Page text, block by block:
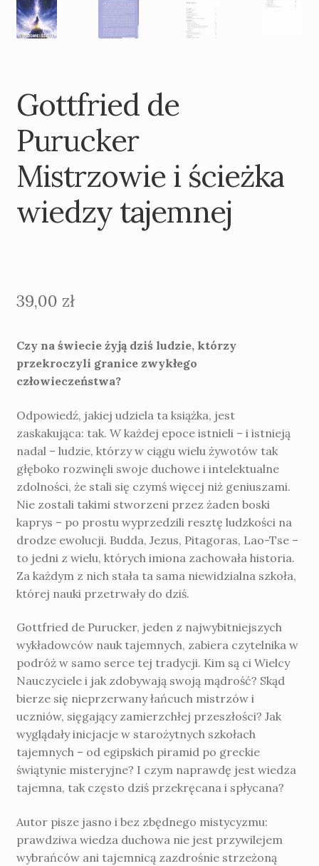
Gottfried de
Purucker
Mistrzowie i ścieżka
wiedzy tajemnej
39,00 zł
Czy na świecie żyją dziś ludzie, którzy
przekroczyli granice zwykłego
człowieczeństwa?
Odpowiedź, jakiej udziela ta książka, jest
zaskakująca: tak. W każdej epoce istnieli – i istnieją
nadal – ludzie, którzy w ciągu wielu żywotów tak
głęboko rozwinęli swoje duchowe i intelektualne
zdolności, że stali się czymś więcej niż geniuszami.
Nie zostali takimi stworzeni przez żaden boski
kaprys – po prostu wyprzedzili resztę ludzkości na
drodze ewolucji. Budda, Jezus, Pitagoras, Lao-Tse –
to jedni z wielu, których imiona zachowała historia.
Za każdym z nich stała ta sama niewidzialna szkoła,
której nauki przetrwały do dziś.
Gottfried de Purucker, jeden z najwybitniejszych
wykładowców nauk tajemnych, zabiera czytelnika w
podróż w samo serce tej tradycji. Kim są ci Wielcy
Nauczyciele i jak zdobywają swoją mądrość? Skąd
bierze się nieprzerwany łańcuch mistrzów i
uczniów, sięgający zamierzchłej przeszłości? Jak
wyglądały inicjacje w starożytnych szkołach
tajemnych – od egipskich piramid po greckie
świątynie misteryjne? I czym naprawdę jest wiedza
tajemna, tak często dziś przekręcana i spłycana?
Autor pisze jasno i bez zbędnego mistycyzmu:
prawdziwa wiedza duchowa nie jest przywilejem
wybrańców ani tajemnicą zazdrośnie strzeżoną